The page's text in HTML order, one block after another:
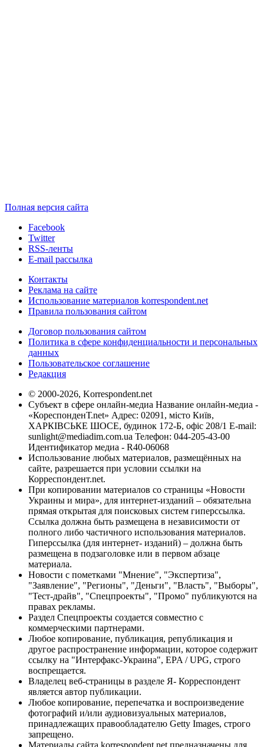
Полная версия сайта
Facebook
Twitter
RSS-ленты
E-mail рассылка
Контакты
Реклама на сайте
Использование материалов korrespondent.net
Правила пользования сайтом
Договор пользования сайтом
Политика в сфере конфиденциальности и персональных
данных
Пользовательское соглашение
Редакция
© 2000-2026, Korrespondent.net
Субъект в сфере онлайн-медиа Название онлайн-медиа -
«КореспонденТ.net» Адрес: 02091, місто Київ,
ХАРКІВСЬКЕ ШОСЕ, будинок 172-Б, офіс 208/1 E-mail:
sunlight@mediadim.com.ua Телефон: 044-205-43-00
Идентификатор медиа - R40-06068
Использование любых материалов, размещённых на
сайте, разрешается при условии ссылки на
Корреспондент.net.
При копировании материалов со страницы «Новости
Украины и мира», для интернет-изданий – обязательна
прямая открытая для поисковых систем гиперссылка.
Ссылка должна быть размещена в независимости от
полного либо частичного использования материалов.
Гиперссылка (для интернет- изданий) – должна быть
размещена в подзаголовке или в первом абзаце
материала.
Новости с пометками "Мнение", "Экспертиза",
"Заявление", "Регионы", "Деньги", "Власть", "Выборы",
"Тест-драйв", "Спецпроекты", "Промо" публикуются на
правах рекламы.
Раздел Спецпроекты создается совместно с
коммерческими партнерами.
Любое копирование, публикация, републикация и
другое распространение информации, которое содержит
ссылку на "Интерфакс-Украина", EPA / UPG, строго
воспрещается.
Владелец веб-страницы в разделе Я- Корреспондент
является автор публикации.
Любое копирование, перепечатка и воспроизведение
фотографий и/или аудиовизуальных материалов,
принадлежащих правообладателю Getty Images, строго
запрещено.
Материалы сайта korrespondent.net предназначены для